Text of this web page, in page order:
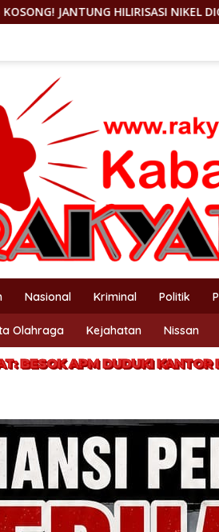
DICORET, PEMDA MOROWALI
Nasional Kriminal Politik
Olahraga Kejahatan Nissan
BESOK APM DUDUKI KANTOR